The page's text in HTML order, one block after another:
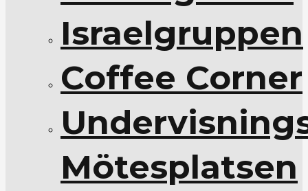
Israelgruppen
Coffee Corner
Mötesplatsen